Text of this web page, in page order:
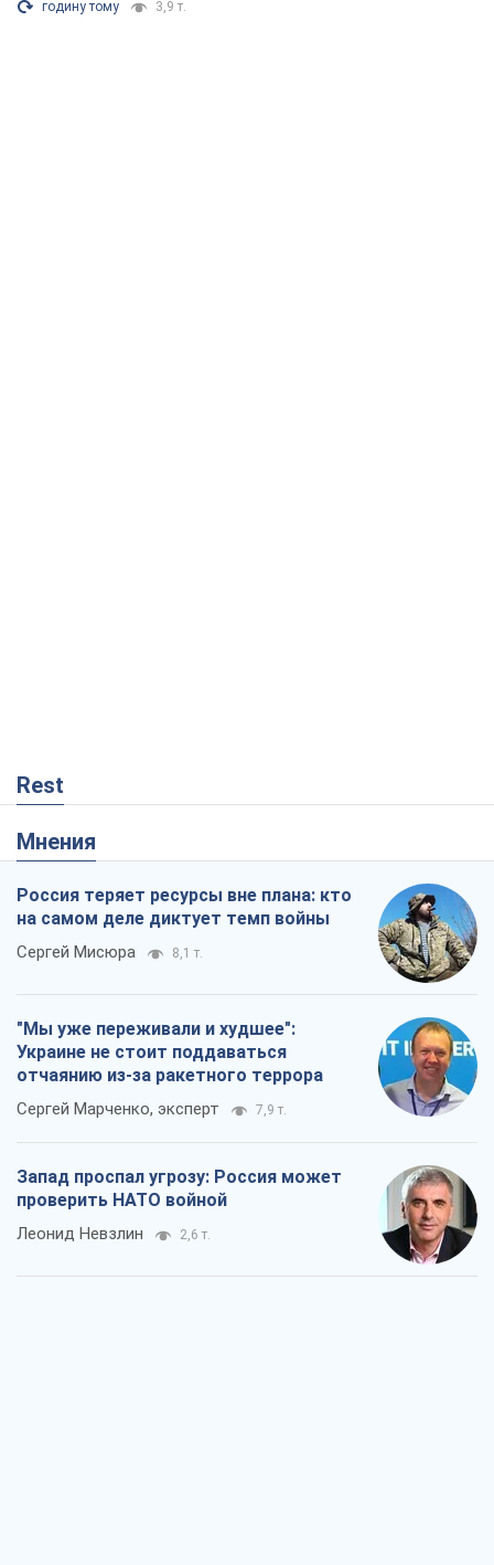
годину тому 3,9 т.
Rest
Мнения
Россия теряет ресурсы вне плана: кто
на самом деле диктует темп войны
Сергей Мисюра 8,1 т.
"Мы уже переживали и худшее":
Украине не стоит поддаваться
отчаянию из-за ракетного террора
Сергей Марченко, эксперт 7,9 т.
Запад проспал угрозу: Россия может
проверить НАТО войной
Леонид Невзлин 2,6 т.